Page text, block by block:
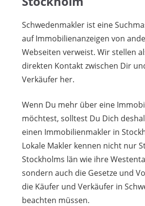
Schwedenmakler ist eine
auf Immobilienanzeigen von
Webseiten verweist. Wir stellen
direkten Kontakt zwischen Dir
Verkäufer her.
Wenn Du mehr über eine
möchtest, solltest Du Dich
einen Immobilienmakler in
Lokale Makler kennen nicht nur
Stockholms län wie ihre
sondern auch die Gesetze und
die Käufer und Verkäufer in
beachten müssen.